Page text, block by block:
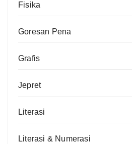
Fisika
Goresan Pena
Grafis
Jepret
Literasi
Literasi & Numerasi